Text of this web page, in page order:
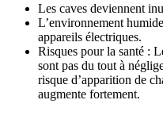
Les caves deviennent
L’environnement
appareils électriques.
Risques pour la santé :
sont pas du tout à
risque d’apparition de
augmente fortement.